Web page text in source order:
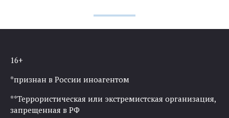
16+
*признан в России иноагентом
**Террористическая или экстремистская организация,
запрещенная в РФ